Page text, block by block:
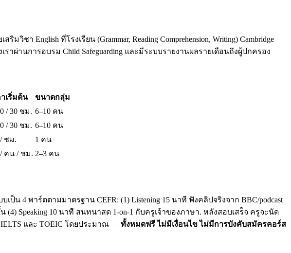
วิชา English ที่โรงเรียน (Grammar, Reading Comprehension, Writing) Cambridge
ราผ่านการอบรม Child Safeguarding และมีระบบรายงานผลรายเดือนถึงผู้ปกครอง
เริ่มต้น
ขนาดกลุ่ม
/ 30 ชม. 6–10 คน
/ 30 ชม. 6–10 คน
ชม.
1 คน
/ คน / ชม. 2–3 คน
น 4 พาร์ตตามมาตรฐาน CEFR: (1) Listening 15 นาที ฟังคลิปจริงจาก BBC/podcast
(4) Speaking 10 นาที สนทนาสด 1-on-1 กับครูเจ้าของภาษา. หลังสอบเสร็จ ครูจะนัด
และ TOEIC โดยประมาณ — ทั้งหมดฟรี ไม่มีเงื่อนไข ไม่มีการบังคับสมัครคอร์ส